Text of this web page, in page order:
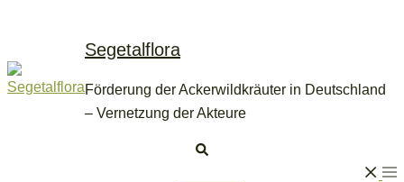
content
Segetalflora
Förderung der Ackerwildkräuter in Deutschland
– Vernetzung der Akteure